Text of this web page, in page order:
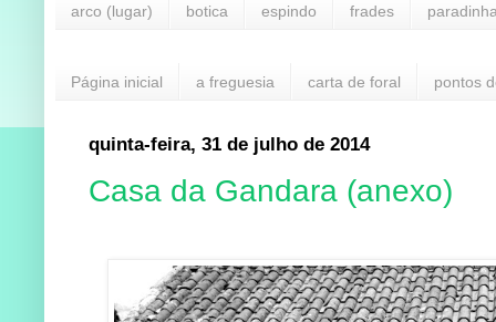
arco (lugar) botica espindo frades
Página inicial a freguesia carta de foral pontos
quinta-feira, 31 de julho de 2014
Casa da Gandara (anexo)